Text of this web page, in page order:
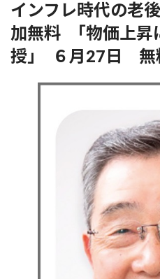
インフレ時代の老
加無料 ｢物価上昇
授｣ ６月27日 無